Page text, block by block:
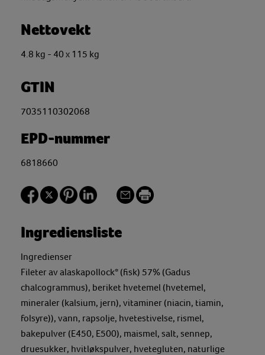
Nettovekt
4.8 kg - 40 x 115 kg
GTIN
7035110302068
EPD-nummer
6818660
Ingrediensliste
Ingredienser
Fileter av alaskapollock* (fisk) 57% (Gadus
chalcogrammus), beriket hvetemel (hvetemel,
mineraler (kalsium, jern), vitaminer (niacin, tiamin,
folsyre)), vann, rapsolje, hvetestivelse, rismel,
bakepulver (E450, E500), maismel, salt, sennep,
druesukker, hvitløkspulver, hvetegluten, naturlige